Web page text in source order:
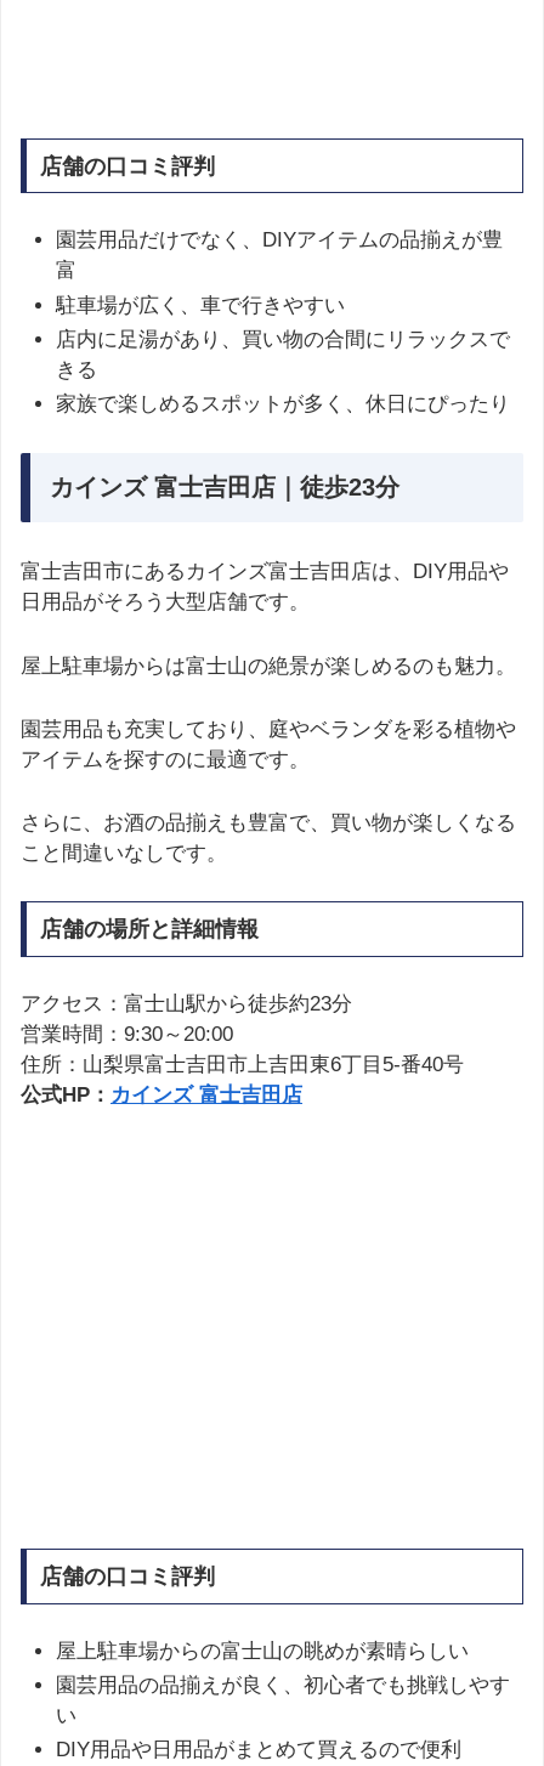
店舗の口コミ評判
園芸用品だけでなく、DIYアイテムの品揃えが豊
富
駐車場が広く、車で行きやすい
店内に足湯があり、買い物の合間にリラックスで
きる
家族で楽しめるスポットが多く、休日にぴったり
カインズ 富士吉田店｜徒歩23分
富士吉田市にあるカインズ富士吉田店は、DIY用品や
日用品がそろう大型店舗です。
屋上駐車場からは富士山の絶景が楽しめるのも魅力。
園芸用品も充実しており、庭やベランダを彩る植物や
アイテムを探すのに最適です。
さらに、お酒の品揃えも豊富で、買い物が楽しくなる
こと間違いなしです。
店舗の場所と詳細情報
アクセス：富士山駅から徒歩約23分
営業時間：9:30～20:00
住所：山梨県富士吉田市上吉田東6丁目5-番40号
公式HP： カインズ 富士吉田店
店舗の口コミ評判
屋上駐車場からの富士山の眺めが素晴らしい
園芸用品の品揃えが良く、初心者でも挑戦しやす
い
DIY用品や日用品がまとめて買えるので便利